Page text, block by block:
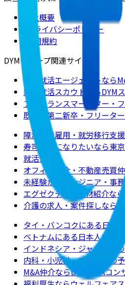
会社概要
プライバシーポリシー
利用規約
DYMグループ関連サイト
新卒就活エージェントなら
新卒就活スカウトならDYMス
フリーランスマーケター・
既卒・第二新卒・フリータ
障がい者雇用・就労移行支
寿司職人になりたいなら東
就活ノート
オフィス仲介・不動産売買
未経験からエンジニア・事
エグゼクティブ人材紹介な
介護の求人・案件探しなら
タイ・バンコクにある日本
ベトナムにある日本人向け
インドネシア・ジャカルタ
内科・小児科・ワクチンの
M&A仲介ならDYM M&Aコン